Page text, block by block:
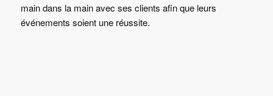
main dans la main avec ses clients afin que leurs
événements soient une réussite.